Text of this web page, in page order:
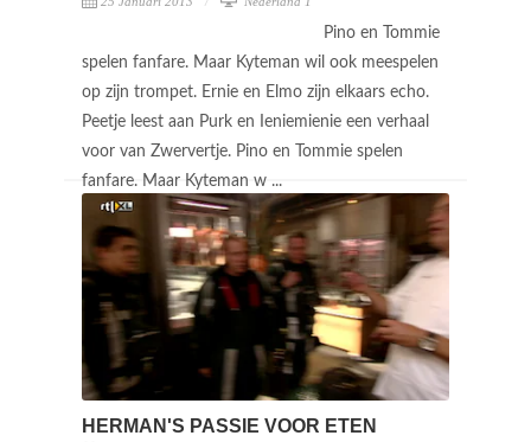
Pino en Tommie
spelen fanfare. Maar Kyteman wil ook meespelen
op zijn trompet. Ernie en Elmo zijn elkaars echo.
Peetje leest aan Purk en Ieniemienie een verhaal
voor van Zwervertje. Pino en Tommie spelen
fanfare. Maar Kyteman w ...
HERMAN'S PASSIE VOOR ETEN